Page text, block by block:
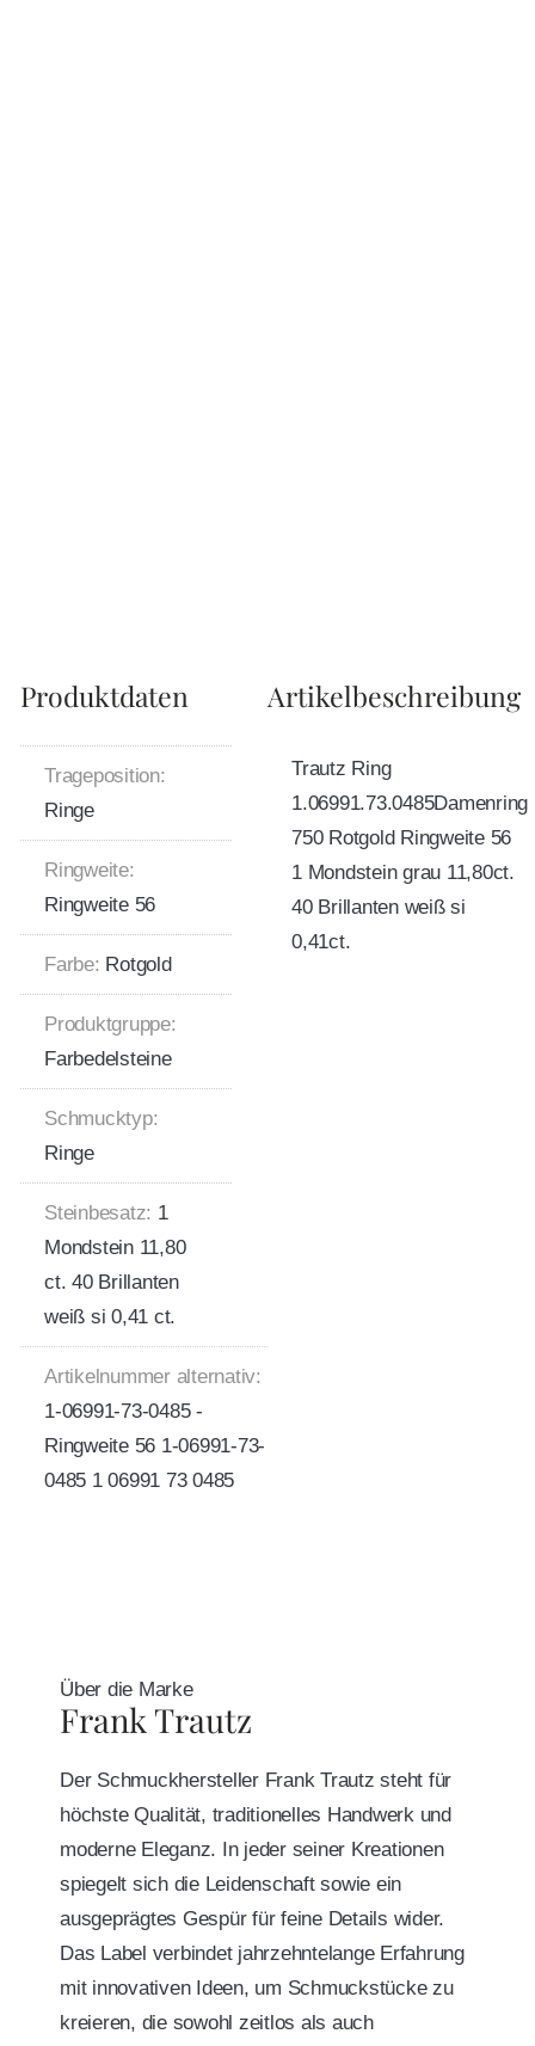
Produktdaten
Trageposition:
Ringe
Ringweite:
Ringweite 56
Farbe: Rotgold
Produktgruppe:
Farbedelsteine
Schmucktyp:
Ringe
Steinbesatz: 1
Mondstein 11,80
ct. 40 Brillanten
weiß si 0,41 ct.
Artikelnummer alternativ:
1-06991-73-0485 -
Ringweite 56 1-06991-73-
0485 1 06991 73 0485
Artikelbeschreibung
Trautz Ring
1.06991.73.0485Damenring
750 Rotgold Ringweite 56
1 Mondstein grau 11,80ct.
40 Brillanten weiß si
0,41ct.
Über die Marke
Frank Trautz
Der Schmuckhersteller Frank Trautz steht für
höchste Qualität, traditionelles Handwerk und
moderne Eleganz. In jeder seiner Kreationen
spiegelt sich die Leidenschaft sowie ein
ausgeprägtes Gespür für feine Details wider.
Das Label verbindet jahrzehntelange Erfahrung
mit innovativen Ideen, um Schmuckstücke zu
kreieren, die sowohl zeitlos als auch